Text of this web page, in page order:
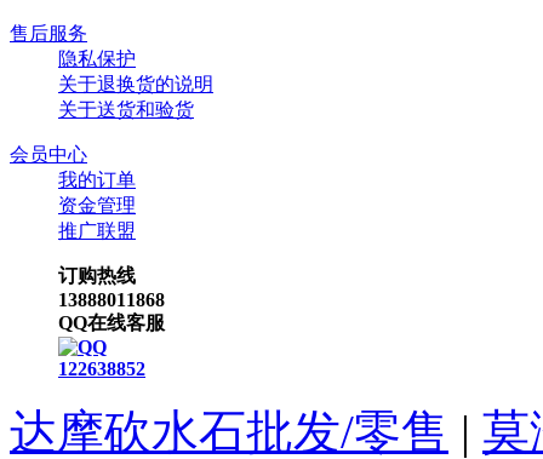
售后服务
隐私保护
关于退换货的说明
关于送货和验货
会员中心
我的订单
资金管理
推广联盟
订购热线
13888011868
QQ在线客服
122638852
达摩砍水石批发/零售 | 莫